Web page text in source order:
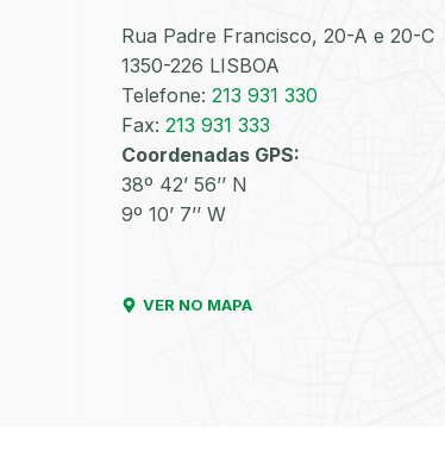
Rua Padre Francisco, 20-A e 20-C
1350-226 LISBOA
Telefone: 213 931 330
Fax: 213 931 333
Coordenadas GPS:
38º 42’ 56’’ N
9º 10’ 7’’ W
VER NO MAPA